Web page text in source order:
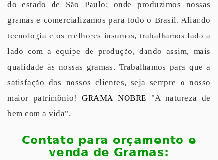
do estado de São Paulo; onde produzimos nossas
gramas e comercializamos para todo o Brasil. Aliando
tecnologia e os melhores insumos, trabalhamos lado a
lado com a equipe de produção, dando assim, mais
qualidade às nossas gramas. Trabalhamos para que a
satisfação dos nossos clientes, seja sempre o nosso
maior patrimônio!GRAMA NOBRE "A natureza de
bem com a vida".
Contato para orçamento e
venda de Gramas: